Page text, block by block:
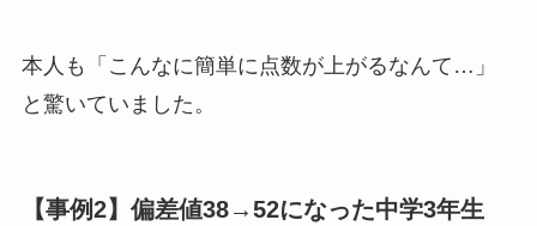
本人も「こんなに簡単に点数が上がるなんて…」
と驚いていました。
【事例2】偏差値38→52になった中学3年生